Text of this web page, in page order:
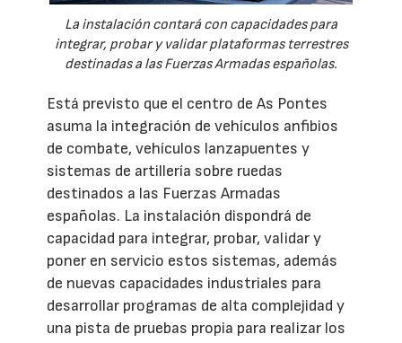
La instalación contará con capacidades para
integrar, probar y validar plataformas terrestres
destinadas a las Fuerzas Armadas españolas.
Está previsto que el centro de As Pontes
asuma la integración de vehículos anfibios
de combate, vehículos lanzapuentes y
sistemas de artillería sobre ruedas
destinados a las Fuerzas Armadas
españolas. La instalación dispondrá de
capacidad para integrar, probar, validar y
poner en servicio estos sistemas, además
de nuevas capacidades industriales para
desarrollar programas de alta complejidad y
una pista de pruebas propia para realizar los